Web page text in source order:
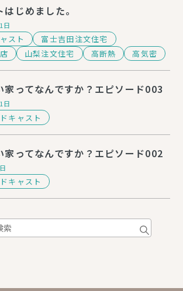
じめました。
日
スト
富士吉田注文住宅
山梨注文住宅 高断熱 高気密
家ってなんですか？エピソード003
日
キャスト
家ってなんですか？エピソード002
キャスト